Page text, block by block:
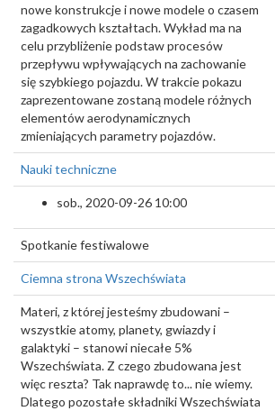
nowe konstrukcje i nowe modele o czasem
zagadkowych kształtach. Wykład ma na
celu przybliżenie podstaw procesów
przepływu wpływających na zachowanie
się szybkiego pojazdu. W trakcie pokazu
zaprezentowane zostaną modele różnych
elementów aerodynamicznych
zmieniających parametry pojazdów.
Nauki techniczne
sob., 2020-09-26 10:00
Spotkanie festiwalowe
Ciemna strona Wszechświata
Materi, z której jesteśmy zbudowani –
wszystkie atomy, planety, gwiazdy i
galaktyki – stanowi niecałe 5%
Wszechświata. Z czego zbudowana jest
więc reszta? Tak naprawdę to... nie wiemy.
Dlatego pozostałe składniki Wszechświata